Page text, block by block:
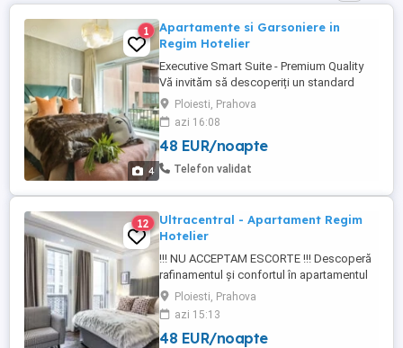
4
1
Apartamente si Garsoniere in
Regim Hotelier
Executive Smart Suite - Premium Quality
Vă invităm să descoperiți un standard
superior de cazare într-un apartament
ultramodern, situat într-unul dintre cele mai
noi și exclusiviste complexe rezidențiale
din oraș. Proiectat pentru cei care
apreciază calitatea detaliilor și designul
Ploiesti, Prahova
azi 16:08
48 EUR/noapte
Telefon validat
12
Ultracentral - Apartament Regim
Hotelier
!!! NU ACCEPTAM ESCORTE !!! Descoperă
rafinamentul și confortul în apartamentul
nostru care poate fi inchiriat in REGIM
HOTELIER. Spațiul generos și elegant
îmbină designul contemporan cu facilități
premium. Bucură-te de o bucătărie
Ploiesti, Prahova
azi 15:13
48 EUR/noapte